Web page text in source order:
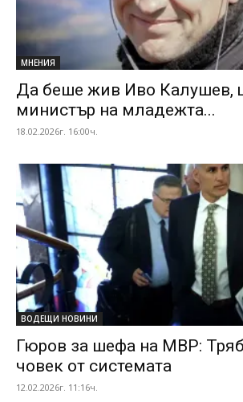
МНЕНИЯ
Да беше жив Иво Калушев,
министър на младежта...
18.02.2026г. 16:00ч.
ВОДЕЩИ НОВИНИ
Гюров за шефа на МВР:
човек от системата
12.02.2026г. 11:16ч.